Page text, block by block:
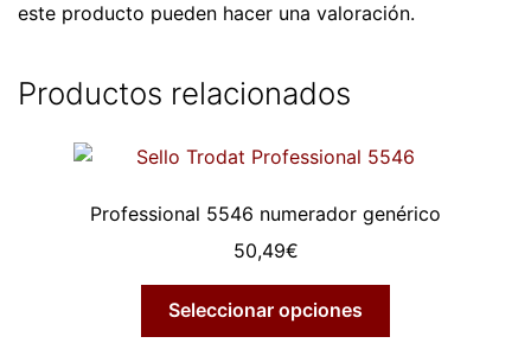
este producto pueden hacer una valoración.
Productos relacionados
Professional 5546 numerador genérico
50,49€
Seleccionar opciones